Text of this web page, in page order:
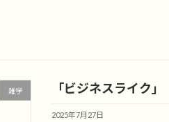
雑学 「ビジネスライク」
2025年7月27日